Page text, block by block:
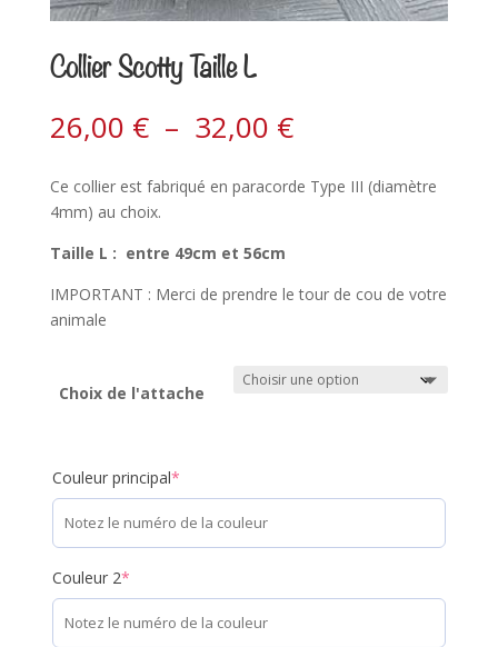
Collier Scotty Taille L
26,00 € – 32,00 €
Ce collier est fabriqué en paracorde Type III (diamètre
4mm) au choix.
Taille L : entre 49cm et 56cm
IMPORTANT : Merci de prendre le tour de cou de votre
animale
Choix de l'attache
Couleur principal*
Couleur 2*